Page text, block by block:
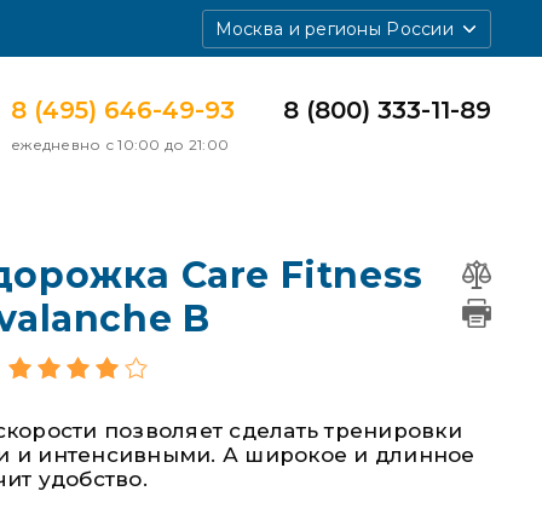
Москва и регионы России
8 (495) 646-49-93
ежедневно с 10:00 до 21:00
8 (800) 333-11-89
Care Fitness
B
позволяет сделать тренировки
и интенсивными. А широкое и длинное
удобство.